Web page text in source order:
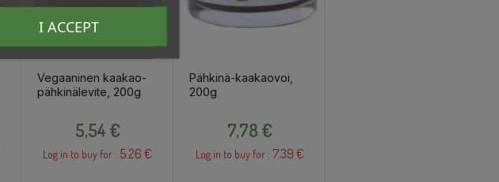
Vegaaninen kaakao-
pähkinälevite, 200g
5,54 €
Log in to buy for : 5.26 €
Pähkinä-kaakaovoi,
200g
7,78 €
Log in to buy for : 7.39 €
I ACCEPT